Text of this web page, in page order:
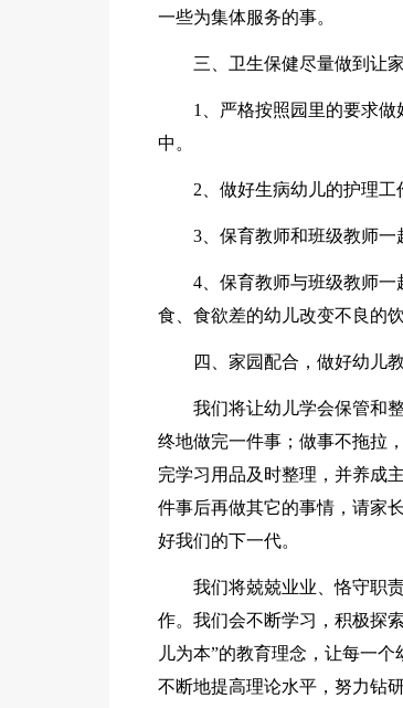
一些为集体服务的事。
三、卫生保健尽量做到让家
1、严格按照园里的要求
中。
2、做好生病幼儿的护理工
3、保育教师和班级教师一
4、保育教师与班级教师
食、食欲差的幼儿改变不良的饮
四、家园配合，做好幼儿
我们将让幼儿学会保管和
终地做完一件事；做事不拖拉
完学习用品及时整理，并养成
件事后再做其它的事情，请家
好我们的下一代。
我们将兢兢业业、恪守职
作。我们会不断学习，积极探
儿为本”的教育理念，让每一
不断地提高理论水平，努力钻